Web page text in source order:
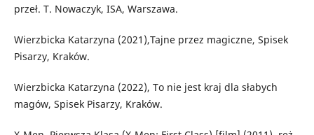
przeł. T. Nowaczyk, ISA, Warszawa.
Wierzbicka Katarzyna (2021),Tajne przez magiczne, Spisek
Pisarzy, Kraków.
Wierzbicka Katarzyna (2022), To nie jest kraj dla słabych
magów, Spisek Pisarzy, Kraków.